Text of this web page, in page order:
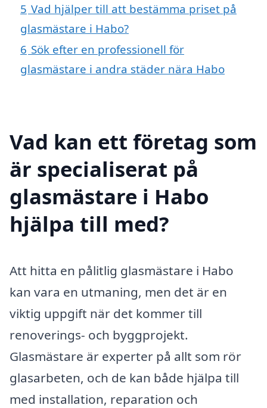
5 Vad hjälper till att bestämma priset på
glasmästare i Habo?
6 Sök efter en professionell för
glasmästare i andra städer nära Habo
Vad kan ett företag som
är specialiserat på
glasmästare i Habo
hjälpa till med?
Att hitta en pålitlig glasmästare i Habo
kan vara en utmaning, men det är en
viktig uppgift när det kommer till
renoverings- och byggprojekt.
Glasmästare är experter på allt som rör
glasarbeten, och de kan både hjälpa till
med installation, reparation och